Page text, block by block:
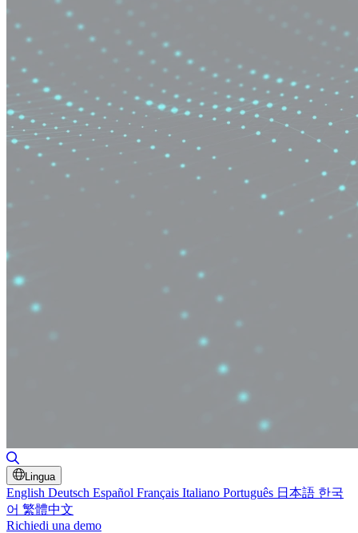
Lingua
English Deutsch Español Français Italiano Português 日本語 한국
어 繁體中文
Richiedi una demo